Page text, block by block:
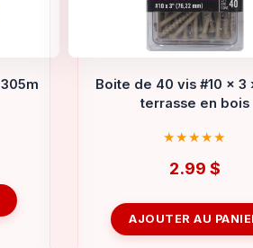
Boite de 40 vis #10 x 3
terrasse en bois
2.99 $
AJOUTER AU